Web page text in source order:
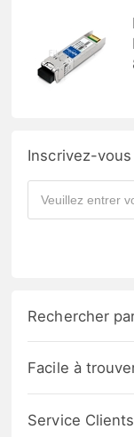
Inscrivez-
Rechercher
Facile à
Service Clients